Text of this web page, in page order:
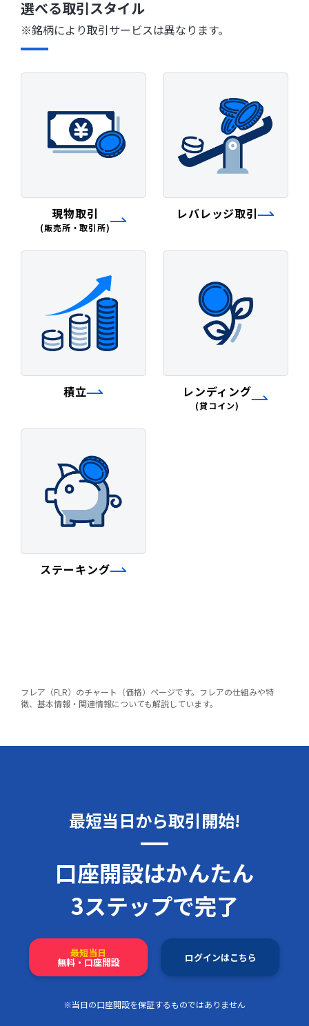
選べる取引スタイル
※銘柄により取引サービスは異なります。
現物取引
(販売所・取引所)
レバレッジ取引
積立 レンディング
(貸コイン)
ステーキング
フレア（FLR）のチャート（価格）ページです。フレアの仕組みや特
徴、基本情報・関連情報についても解説しています。
最短当日から取引開始!
口座開設はかんたん
3ステップで完了
最短当日
無料・口座開設 ログインはこちら
※当日の口座開設を保証するものではありません